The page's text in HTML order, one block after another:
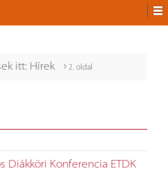
itt: Hírek › 2. oldal
Diákköri Konferencia ETDK